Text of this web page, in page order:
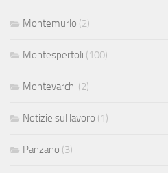
Montemurlo (2)
Montespertoli (100)
Montevarchi (2)
Notizie sul lavoro (1)
Panzano (3)